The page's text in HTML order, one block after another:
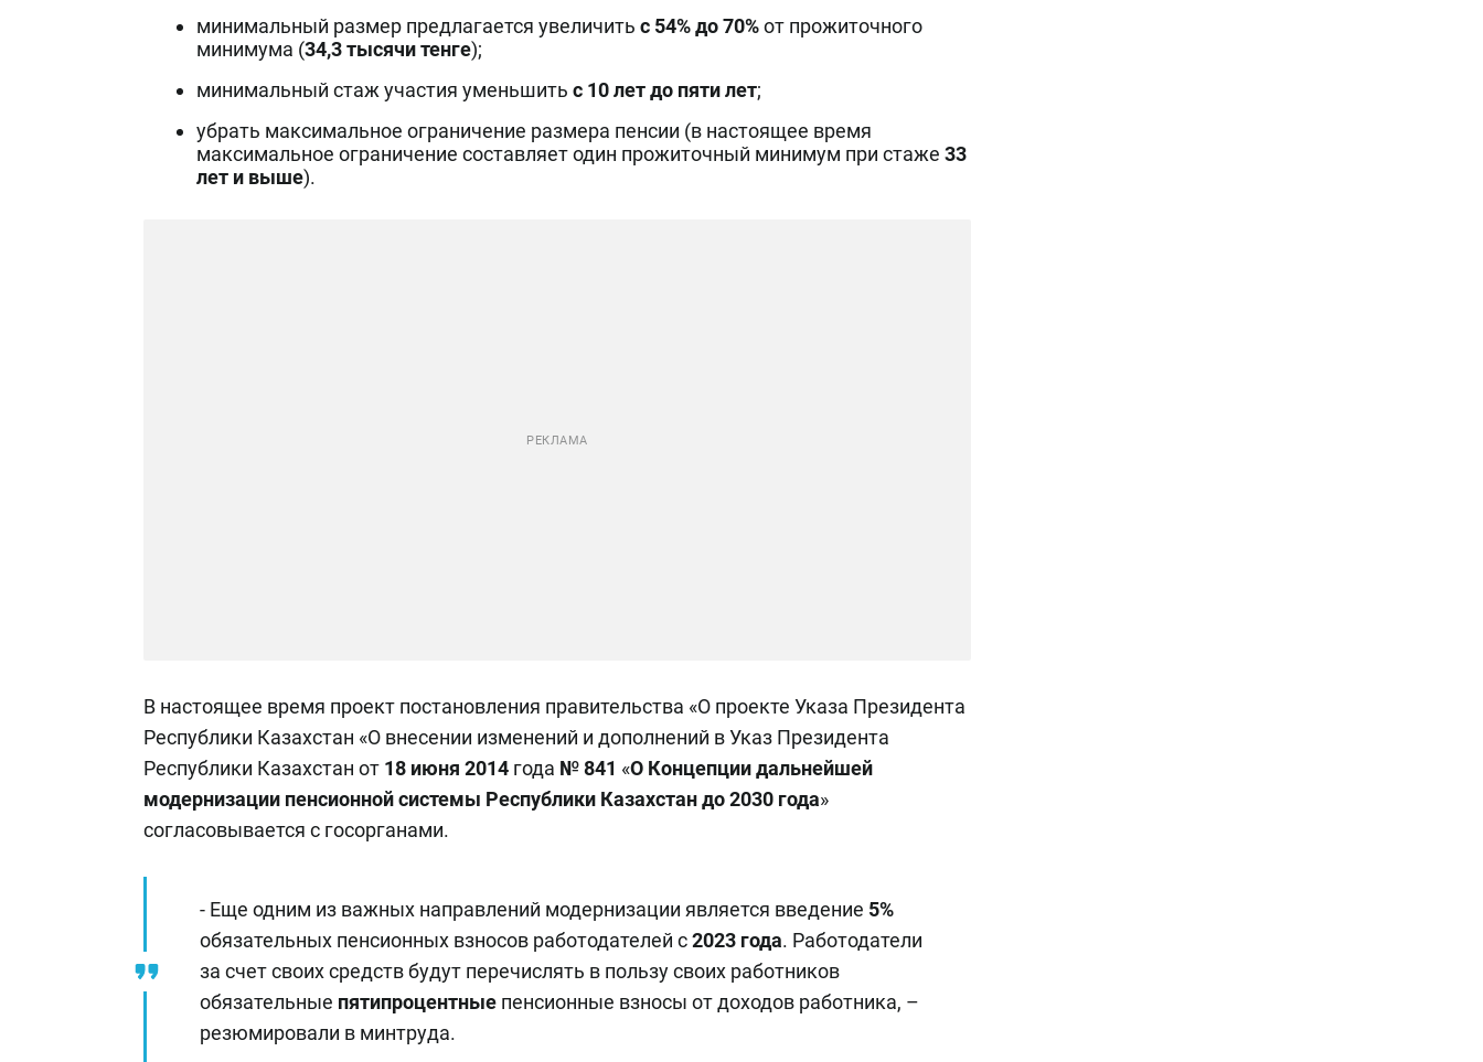
минимальный размер предлагается увеличить с 54% до 70%от прожиточного
минимума (34,3 тысячи тенге);
минимальный стаж участия уменьшить с 10 лет до пяти лет;
убрать максимальное ограничение размера пенсии (в настоящее время
максимальное ограничение составляет один прожиточный минимум при стаже 33
лет и выше).
В настоящее время проект постановления правительства «О проекте Указа Президента
Республики Казахстан «О внесении изменений и дополнений в Указ Президента
Республики Казахстан от 18 июня 2014 года № 841 «О Концепции дальнейшей
модернизации пенсионной системы Республики Казахстан до 2030 года»
согласовывается с госорганами.
- Еще одним из важных направлений модернизации является введение 5%
обязательных пенсионных взносов работодателей с2023 года. Работодатели
за счет своих средств будут перечислять в пользу своих работников
обязательные пятипроцентные пенсионные взносы от доходов работника, –
резюмировали в минтруда.